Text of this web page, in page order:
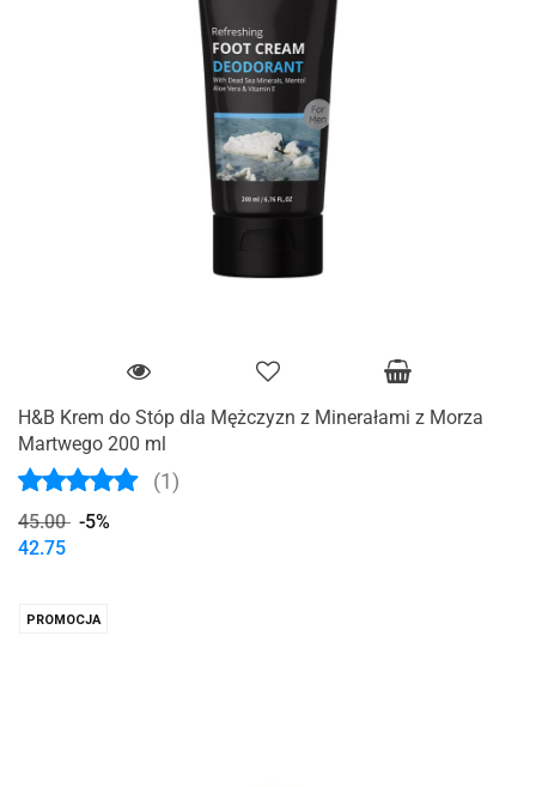
H&B Krem do Stóp dla Mężczyzn z Minerałami z Morza
Martwego 200 ml
(1)
45.00 -5%
42.75
PROMOCJA